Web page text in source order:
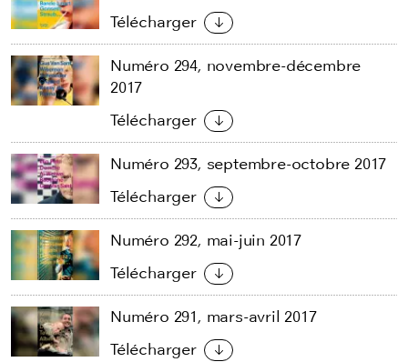
Télécharger
Numéro 294, novembre-décembre
2017
Télécharger
Numéro 293, septembre-octobre 2017
Télécharger
Numéro 292, mai-juin 2017
Télécharger
Numéro 291, mars-avril 2017
Télécharger